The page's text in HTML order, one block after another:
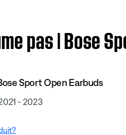
pas | Bose
Sport Open Earbuds
- 2023